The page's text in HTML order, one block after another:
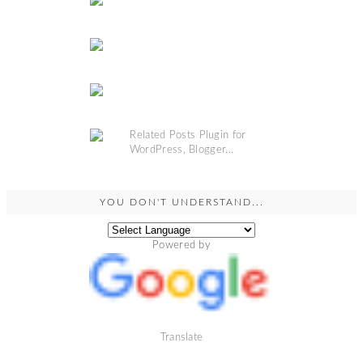
YOU DON'T UNDERSTAND...
Powered by
Translate